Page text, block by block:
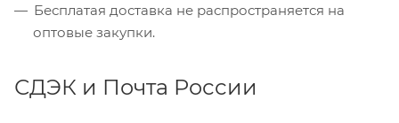
Бесплатая доставка не распространяется на
оптовые закупки.
СДЭК и Почта России